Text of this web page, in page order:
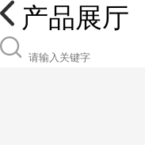
产品展厅